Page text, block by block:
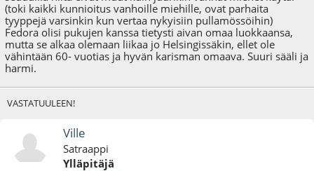
(toki kaikki kunnioitus vanhoille miehille, ovat parhaita
tyyppejä varsinkin kun vertaa nykyisiin pullamössöihin)
Fedora olisi pukujen kanssa tietysti aivan omaa luokkaansa,
mutta se alkaa olemaan liikaa jo Helsingissäkin, ellet ole
vähintään 60- vuotias ja hyvän karisman omaava. Suuri sääli ja
harmi.
VASTATUULEEN!
Ville
Satraappi
Ylläpitäjä